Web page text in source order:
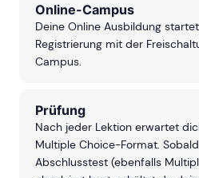
Online-Campus
Deine Online Ausbildung
Registrierung mit der
Campus.
Prüfung
Nach jeder Lektion erwartet
Multiple Choice-Format.
Abschlusstest (ebenfalls